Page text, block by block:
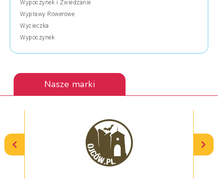
Wypoczynek i Zwiedzanie
Wyprawy Rowerowe
Wycieczka
Wypoczynek
Nasze marki